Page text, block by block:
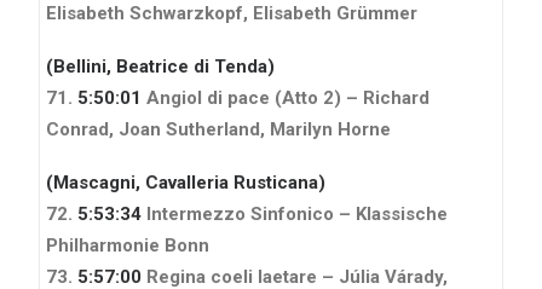
Elisabeth Schwarzkopf, Elisabeth Grümmer
(Bellini, Beatrice di Tenda)
71. 5:50:01 Angiol di pace (Atto 2) – Richard
Conrad, Joan Sutherland, Marilyn Horne
(Mascagni, Cavalleria Rusticana)
72. 5:53:34 Intermezzo Sinfonico – Klassische
Philharmonie Bonn
73. 5:57:00 Regina coeli laetare – Júlia Várady,